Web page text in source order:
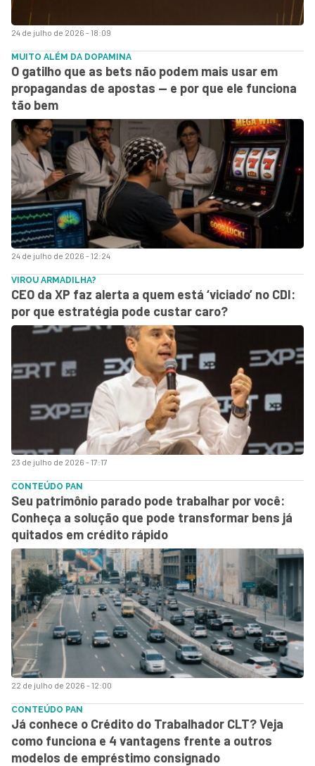
24 de julho de 2026 - 18:09
24 de julho de 2026 - 12:24
MUITO ALÉM DA DOPAMINA
O gatilho que as bets não podem mais usar em
propagandas de apostas — e por que ele funciona
tão bem
23 de julho de 2026 - 17:17
VIROU ARMADILHA?
CEO da XP faz alerta a quem está ‘viciado’ no CDI:
por que estratégia pode custar caro?
22 de julho de 2026 - 12:00
CONTEÚDO PAN
Seu patrimônio parado pode trabalhar por você:
Conheça a solução que pode transformar bens já
quitados em crédito rápido
CONTEÚDO PAN
Já conhece o Crédito do Trabalhador CLT? Veja
como funciona e 4 vantagens frente a outros
modelos de empréstimo consignado